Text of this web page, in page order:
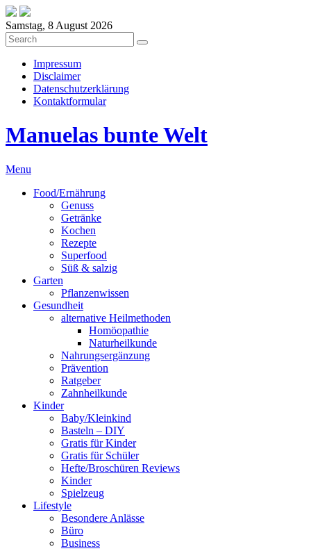
Samstag, 8 August 2026
Impressum
Disclaimer
Datenschutzerklärung
Kontaktformular
Manuelas bunte Welt
Menu
Food/Ernährung
Genuss
Getränke
Kochen
Rezepte
Superfood
Süß & salzig
Garten
Pflanzenwissen
Gesundheit
alternative Heilmethoden
Homöopathie
Naturheilkunde
Nahrungsergänzung
Prävention
Ratgeber
Zahnheilkunde
Kinder
Baby/Kleinkind
Basteln – DIY
Gratis für Kinder
Gratis für Schüler
Hefte/Broschüren Reviews
Kinder
Spielzeug
Lifestyle
Besondere Anlässe
Büro
Business